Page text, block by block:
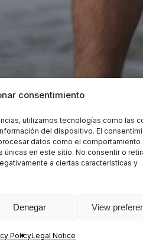
consentimiento
utilizamos tecnologías como las
del dispositivo. El
datos como el comportamiento
en este sitio. No consentir o
a ciertas características y
Denegar View
PolicyLegal Notice
help
fashion?